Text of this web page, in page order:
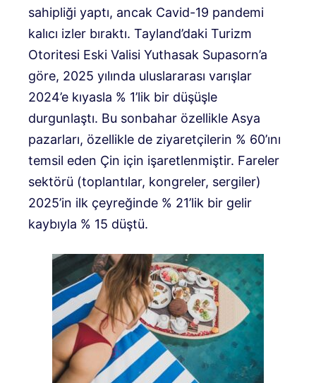
sahipliği yaptı, ancak Cavid-19 pandemi
kalıcı izler bıraktı. Tayland’daki Turizm
Otoritesi Eski Valisi Yuthasak Supasorn’a
göre, 2025 yılında uluslararası varışlar
2024’e kıyasla % 1’lik bir düşüşle
durgunlaştı. Bu sonbahar özellikle Asya
pazarları, özellikle de ziyaretçilerin % 60’ını
temsil eden Çin için işaretlenmiştir. Fareler
sektörü (toplantılar, kongreler, sergiler)
2025’in ilk çeyreğinde % 21’lik bir gelir
kaybıyla % 15 düştü.